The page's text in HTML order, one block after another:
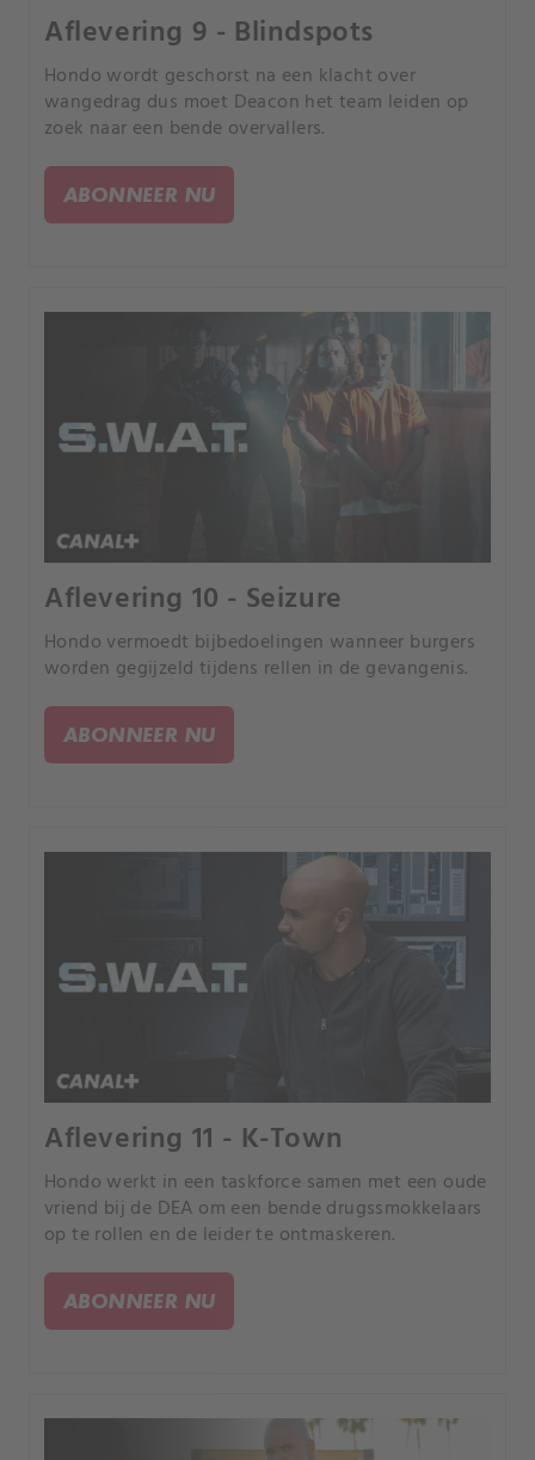
Aflevering 9 - Blindspots
Hondo wordt geschorst na een klacht over
wangedrag dus moet Deacon het team leiden op
zoek naar een bende overvallers.
ABONNEER NU
Aflevering 10 - Seizure
Hondo vermoedt bijbedoelingen wanneer burgers
worden gegijzeld tijdens rellen in de gevangenis.
ABONNEER NU
Aflevering 11 - K-Town
Hondo werkt in een taskforce samen met een oude
vriend bij de DEA om een bende drugssmokkelaars
op te rollen en de leider te ontmaskeren.
ABONNEER NU